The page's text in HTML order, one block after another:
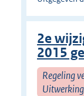
2e
2015
Regeling